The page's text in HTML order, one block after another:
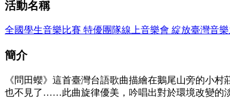
活動名稱
全國學生音樂比賽 特優團隊線上音樂會 綻放臺灣音
簡介
《問田蠳》這首臺灣台語歌曲描繪在鵝尾山旁的小
也不見了……此曲旋律優美，吟唱出對於環境改變的